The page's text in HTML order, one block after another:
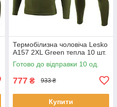
Термобілизна чоловіча Lesko
A157 2XL Green тепла 10 шт.
Готово до відправки 10 од.
777 ₴ 933 ₴
Купити